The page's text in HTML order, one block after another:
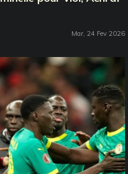
Mar, 24 Fev 2026